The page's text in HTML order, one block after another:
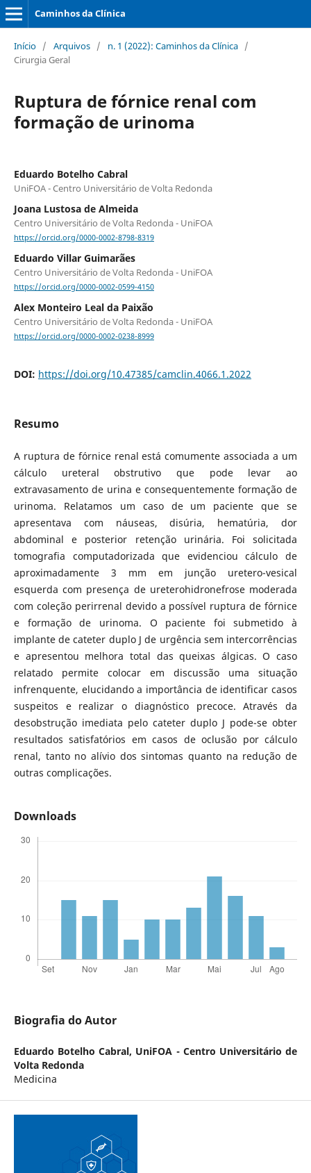
Caminhos da Clínica
Início / Arquivos / n. 1 (2022): Caminhos da Clínica /
Cirurgia Geral
Ruptura de fórnice renal com
formação de urinoma
Eduardo Botelho Cabral
UniFOA - Centro Universitário de Volta Redonda
Joana Lustosa de Almeida
Centro Universitário de Volta Redonda - UniFOA
https://orcid.org/0000-0002-8798-8319
Eduardo Villar Guimarães
Centro Universitário de Volta Redonda - UniFOA
https://orcid.org/0000-0002-0599-4150
Alex Monteiro Leal da Paixão
Centro Universitário de Volta Redonda - UniFOA
https://orcid.org/0000-0002-0238-8999
DOI: https://doi.org/10.47385/camclin.4066.1.2022
Resumo
A ruptura de fórnice renal está comumente associada a um
cálculo ureteral obstrutivo que pode levar ao
extravasamento de urina e consequentemente formação de
urinoma. Relatamos um caso de um paciente que se
apresentava com náuseas, disúria, hematúria, dor
abdominal e posterior retenção urinária. Foi solicitada
tomografia computadorizada que evidenciou cálculo de
aproximadamente 3 mm em junção uretero-vesical
esquerda com presença de ureterohidronefrose moderada
com coleção perirrenal devido a possível ruptura de fórnice
e formação de urinoma. O paciente foi submetido à
implante de cateter duplo J de urgência sem intercorrências
e apresentou melhora total das queixas álgicas. O caso
relatado permite colocar em discussão uma situação
infrenquente, elucidando a importância de identificar casos
suspeitos e realizar o diagnóstico precoce. Através da
desobstrução imediata pelo cateter duplo J pode-se obter
resultados satisfatórios em casos de oclusão por cálculo
renal, tanto no alívio dos sintomas quanto na redução de
outras complicações.
Downloads
Biografia do Autor
Eduardo Botelho Cabral, UniFOA - Centro Universitário de
Volta Redonda
Medicina